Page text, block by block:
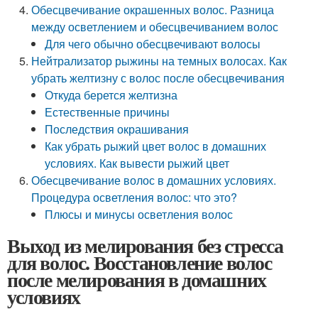
Обесцвечивание окрашенных волос. Разница
между осветлением и обесцвечиванием волос
Для чего обычно обесцвечивают волосы
Нейтрализатор рыжины на темных волосах. Как
убрать желтизну с волос после обесцвечивания
Откуда берется желтизна
Естественные причины
Последствия окрашивания
Как убрать рыжий цвет волос в домашних
условиях. Как вывести рыжий цвет
Обесцвечивание волос в домашних условиях.
Процедура осветления волос: что это?
Плюсы и минусы осветления волос
Выход из мелирования без стресса
для волос. Восстановление волос
после мелирования в домашних
условиях